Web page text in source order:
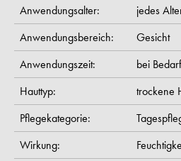
Anwendungsalter:
jedes
Anwendungsbereich:
Gesicht
Anwendungszeit:
bei Bedarf
Hauttyp:
trockene
Pflegekategorie:
Wirkung: